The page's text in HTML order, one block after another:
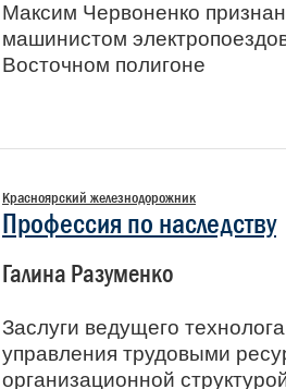
Максим Червоненко
машинистом
Восточном полигоне
Красноярский железнодорожник
Профессия по наследству
Галина Разуменко
Заслуги ведущего
управления трудовыми
организационной